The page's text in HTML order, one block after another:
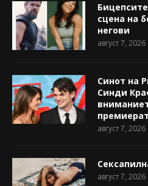
сцена на
негови
август 7, 2026
Синот на
Синди
август 7, 2026
август 7, 2026